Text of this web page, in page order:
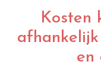
Kosten
en